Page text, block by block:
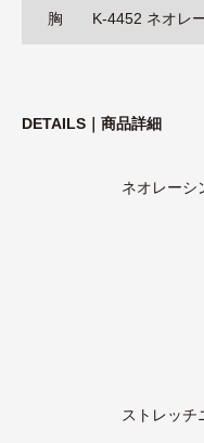
胸 K-4452 ネオレ
DETAILS｜商品詳細
ネオレーシ
ストレッチ